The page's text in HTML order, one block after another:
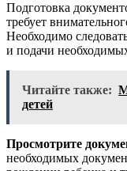
Подготовка
требует
Необходимо
и подачи
Читайте также:
детей
Просмотрите
необходимых